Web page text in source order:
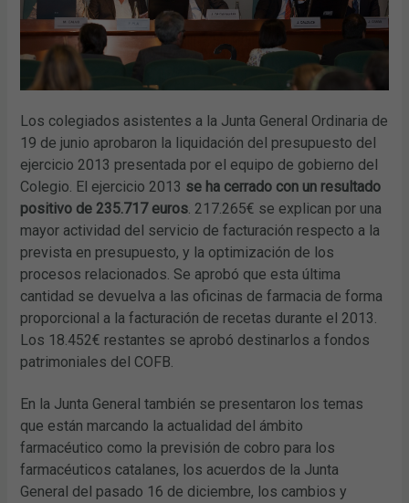
Los colegiados asistentes a la Junta General Ordinaria de
19 de junio aprobaron la liquidación del presupuesto del
ejercicio 2013 presentada por el equipo de gobierno del
Colegio. El ejercicio 2013 se ha cerrado con un resultado
positivo de 235.717 euros . 217.265€ se explican por una
mayor actividad del servicio de facturación respecto a la
prevista en presupuesto, y la optimización de los
procesos relacionados. Se aprobó que esta última
cantidad se devuelva a las oficinas de farmacia de forma
proporcional a la facturación de recetas durante el 2013.
Los 18.452€ restantes se aprobó destinarlos a fondos
patrimoniales del COFB.
En la Junta General también se presentaron los temas
que están marcando la actualidad del ámbito
farmacéutico como la previsión de cobro para los
farmacéuticos catalanes, los acuerdos de la Junta
General del pasado 16 de diciembre, los cambios y